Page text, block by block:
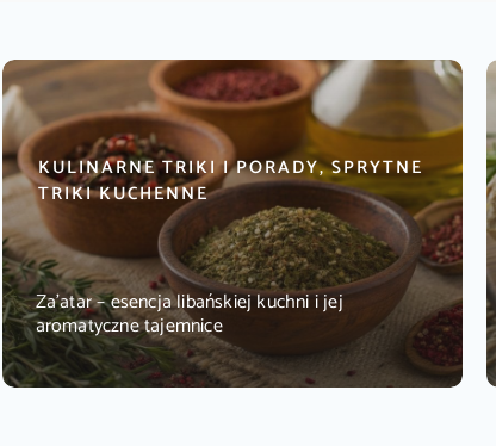
KULINARNE TRIKI I PORADY, SPRYTNE
TRIKI KUCHENNE
Za’atar – esencja libańskiej kuchni i jej
aromatyczne tajemnice